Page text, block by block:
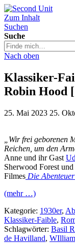
Second Unit
Zum Inhalt
Suchen
Suche
Suche
in
podcast.de/
Nach oben
Klassiker-
Robin Hood
25. Mai 2023 25.
„Wir frei geborenen
Reichen, um den
Anne und ihr Gast
Sherwood Forest
Filmes Die
(mehr …)
Kategorie: 1930er,
Klassiker-Faible,
Schlagwörter: Basil
de Havilland,